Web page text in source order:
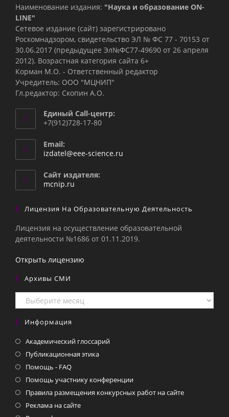
Наименование издания: "Наука и образование ON-
LINE"
Сетевое издание (сайт) зарегистрировано
Роскомнадзором, свидетельство ЭЛ № ФС 77 - 70153 от
30.06.2017 (предыдущее Эл№ФC77-49690 от 26 апреля
2012). Возрастная категория сайта 6+
Корман М.О. - Ответственный редактор
Учредитель: ООО "МЦНИП"
Гл.редактор: Скопин А.О.
Единый Call-центр:
+7(912)728-17-80
Email:
izdatel@eee-science.ru
Сайт издателя:
mcnip.ru
Лицензия На Образовательную Деятельность
Лицензия на осуществление образовательной
деятельности №1686 от 01.11.2019.
Открыть лицензию
Архивы СМИ
Архивы
СМИ
Информация
Академический глоссарий
Публикационная этика
Помощь - FAQ
Помощь участнику конференции
Правила размещения конкурсных работ на сайте
Реклама на сайте